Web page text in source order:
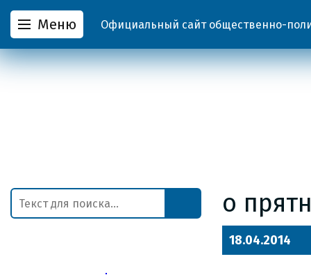
Меню Официальный сайт общественно-
о
18.04.2014